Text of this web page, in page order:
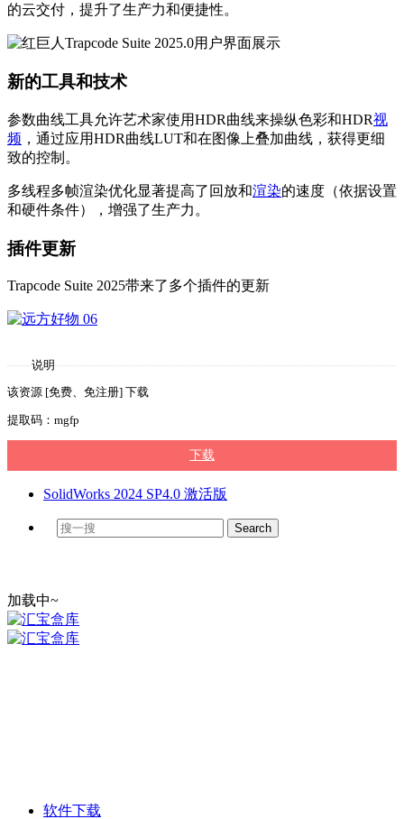
的云交付，提升了生产力和便捷性。
新的工具和技术
参数曲线工具允许艺术家使用HDR曲线来操纵色彩和HDR视
频 ，通过应用HDR曲线LUT和在图像上叠加曲线，获得更细
致的控制。
多线程多帧渲染优化显著提高了回放和渲染的速度（依据设置
和硬件条件），增强了生产力。
插件更新
Trapcode Suite 2025带来了多个插件的更新
说明
该资源 [免费、免注册] 下载
提取码：mgfp
下载
SolidWorks 2024 SP4.0 激活版
加载中~
软件下载